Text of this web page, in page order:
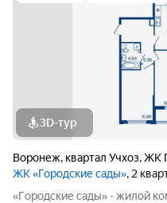
3D-тур
Воронеж, квартал Учхоз,ЖК
ЖК «Городские сады», 2
«Гoродcкие caды» - жилой